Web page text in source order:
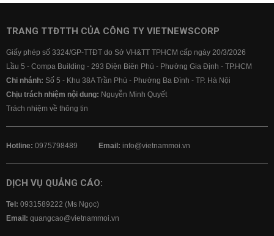
Lãi suất ngân hàng BIDV
Lãi suất ngân hàng Vietcombank
TRANG TTĐTTH CỦA CÔNG TY VIETNEWSCORP
Giấy phép số 3324/GP-TTĐT do Sở VH&TT TPHCM cấp ngày 20/3/2026
Lầu 5 - Compa Building - 293 Điện Biên Phủ - Phường Gia Định - TP.HCM
Chi nhánh: Số 5 - Khu 38A Trần Phú - Phường Ba Đình - TP. Hà Nội
Chịu trách nhiệm nội dung: Nguyễn Minh Quyết
Trách nhiệm về thông tin
Hotline: 0975798489 Email: info@vietnammoi.vn
DỊCH VỤ QUẢNG CÁO:
Tel: 0931589222 (Ms Ngọc)
Email: quangcao@vietnammoi.vn